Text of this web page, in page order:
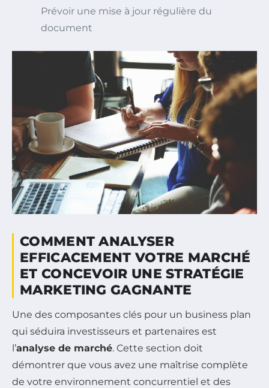
Prévoir une mise à jour régulière du
document
COMMENT ANALYSER
EFFICACEMENT VOTRE MARCHÉ
ET CONCEVOIR UNE STRATÉGIE
MARKETING GAGNANTE
Une des composantes clés pour un business plan
qui séduira investisseurs et partenaires est
l’analyse de marché. Cette section doit
démontrer que vous avez une maîtrise complète
de votre environnement concurrentiel et des